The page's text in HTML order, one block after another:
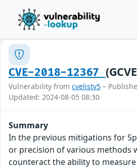
CVE-2018-12367
Vulnerability from cvelistv5 –
Updated: 2024-08-05 08:30
Summary
In the previous mitigations for
or precision of various methods
counteract the ability to